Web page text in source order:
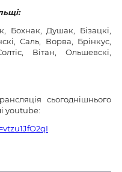
Бохнак, Душак, Бізацкі,
Саль, Ворва, Брінкус,
Вітан, Ольшевскі,
сьогоднішнього
youtube: